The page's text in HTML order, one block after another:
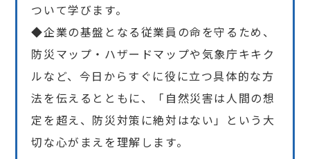
ついて学びます。
◆企業の基盤となる従業員の命を守るため、
防災マップ・ハザードマップや気象庁キキク
ルなど、今日からすぐに役に立つ具体的な方
法を伝えるとともに、「自然災害は人間の想
定を超え、防災対策に絶対はない」という大
切な心がまえを理解します。